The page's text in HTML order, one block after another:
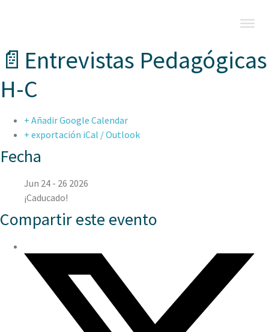
📄Entrevistas Pedagógicas
H-C
+ Añadir Google Calendar
+ exportación iCal / Outlook
Fecha
Jun 24 - 26 2026
¡Caducado!
Compartir este evento